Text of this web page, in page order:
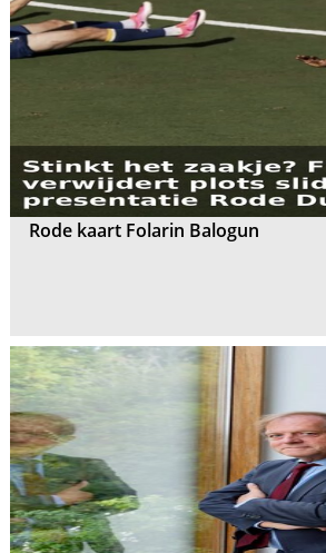
Rode kaart Folarin Balogun